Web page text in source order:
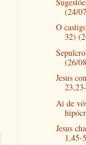
(24/
O
32)
(26/
Jesus
Ai de
Jesus
1,45-